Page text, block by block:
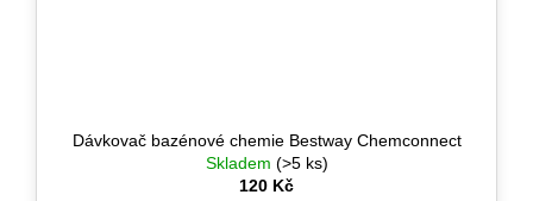
Dávkovač bazénové chemie Bestway Chemconnect
Skladem (>5 ks)
120 Kč